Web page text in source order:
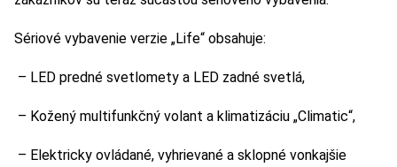
Sériové vybavenie verzie „Life“ obsahuje:
– LED predné svetlomety a LED zadné svetlá,
– Kožený multifunkčný volant a klimatizáciu „Climatic“,
– Elektricky ovládané, vyhrievané a sklopné vonkajšie